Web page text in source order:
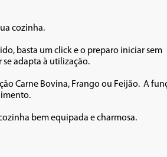
cozinha.
basta um click e o preparo iniciar sem
adapta à utilização.
Carne Bovina, Frango ou Feijão.  A
bem equipada e charmosa.